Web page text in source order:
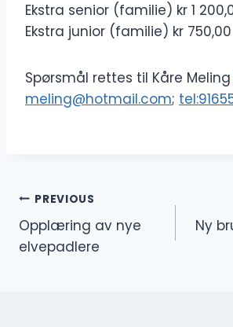
Ekstra senior (familie) kr 1
Ekstra junior (familie) kr 750,00
Spørsmål rettes til Kåre Meling
meling@hotmail.com;
Innleggsnavigasjon
PREVIOUS
Opplæring av nye
elvepadlere
Ny